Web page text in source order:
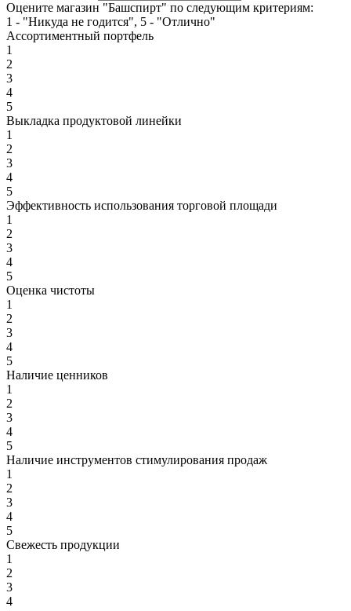
Оцените магазин "Башспирт" по следующим критериям:
1 - "Никуда не годится", 5 - "Отлично"
Ассортиментный портфель
1
2
3
4
5
Выкладка продуктовой линейки
1
2
3
4
5
Эффективность использования торговой площади
1
2
3
4
5
Оценка чистоты
1
2
3
4
5
Наличие ценников
1
2
3
4
5
Наличие инструментов стимулирования продаж
1
2
3
4
5
Свежесть продукции
1
2
3
4